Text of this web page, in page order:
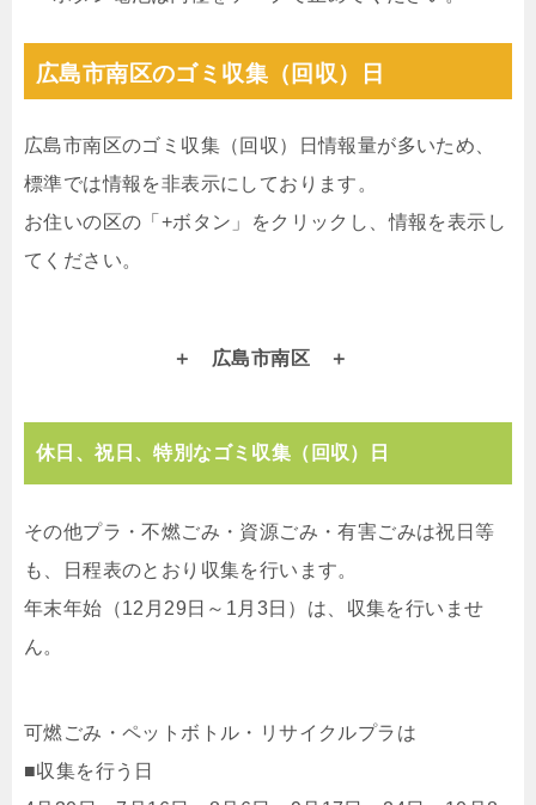
広島市南区のゴミ収集（回収）日
広島市南区のゴミ収集（回収）日情報量が多いため、
標準では情報を非表示にしております。
お住いの区の「+ボタン」をクリックし、情報を表示し
てください。
広島市南区
休日、祝日、特別なゴミ収集（回収）日
その他プラ・不燃ごみ・資源ごみ・有害ごみは祝日等
も、日程表のとおり収集を行います。
年末年始（12月29日～1月3日）は、収集を行いませ
ん。
可燃ごみ・ペットボトル・リサイクルプラは
■収集を行う日